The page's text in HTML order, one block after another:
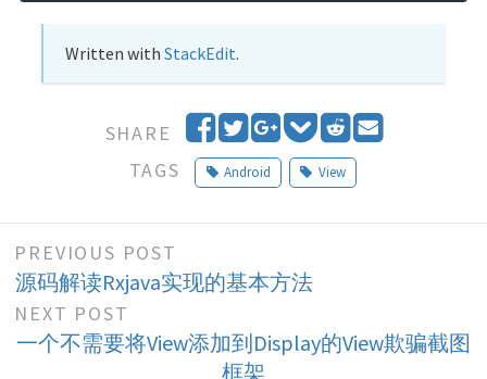
Written with StackEdit.
SHARE
S
h
a
e
n
a
c
T
w
e
t
S
e
n
o
A
d
d
o
k
e
S
h
e
e
d
E
l
TAGS Android View
PREVIOUS POST
源码解读Rxjava实现的基本方法
NEXT POST
一个不需要将View添加到Display的View欺骗截图
框架